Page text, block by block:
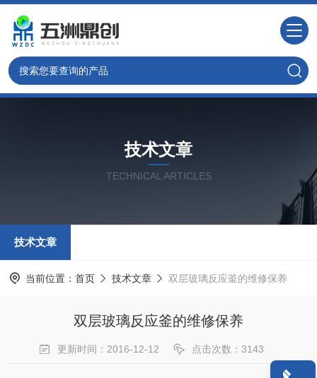
技术文章
TECHNICAL ARTICLES
技术文章
当前位置： 首页 技术文章 双层玻璃反应釜的维修保养
双层玻璃反应釜的维修保养
更新时间：2016-12-12 点击次数：3143